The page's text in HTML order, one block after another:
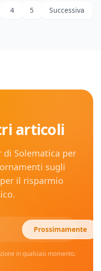
4 5 Successiva
articoli
Solematica per
sugli
il risparmio
Prossimamente
in qualsiasi momento.